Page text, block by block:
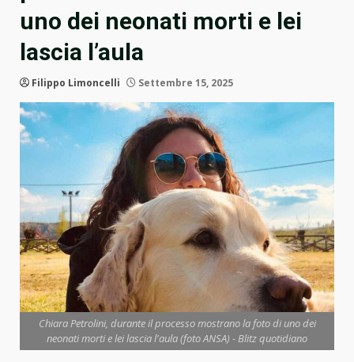
uno dei neonati morti e lei
lascia l’aula
Filippo Limoncelli Settembre 15, 2025
Chiara Petrolini, durante il processo mostrano la foto di uno dei
neonati morti e lei lascia l'aula (foto ANSA) - Blitz quotidiano